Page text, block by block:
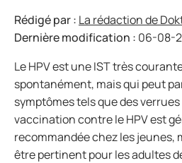
Rédigé par : La rédaction de
Dernière modification : 06-08-
Le HPV est une IST très
spontanément, mais qui peut
symptômes tels que des
vaccination contre le HPV est
recommandée chez les jeunes,
être pertinent pour les adultes